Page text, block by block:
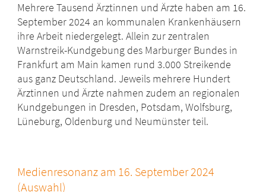
Mehrere Tausend Ärztinnen und Ärzte haben am 16.
September 2024 an kommunalen Krankenhäusern
ihre Arbeit niedergelegt. Allein zur zentralen
Warnstreik-Kundgebung des Marburger Bundes in
Frankfurt am Main kamen rund 3.000 Streikende
aus ganz Deutschland. Jeweils mehrere Hundert
Ärztinnen und Ärzte nahmen zudem an regionalen
Kundgebungen in Dresden, Potsdam, Wolfsburg,
Lüneburg, Oldenburg und Neumünster teil.
Medienresonanz am 16. September 2024
(Auswahl)